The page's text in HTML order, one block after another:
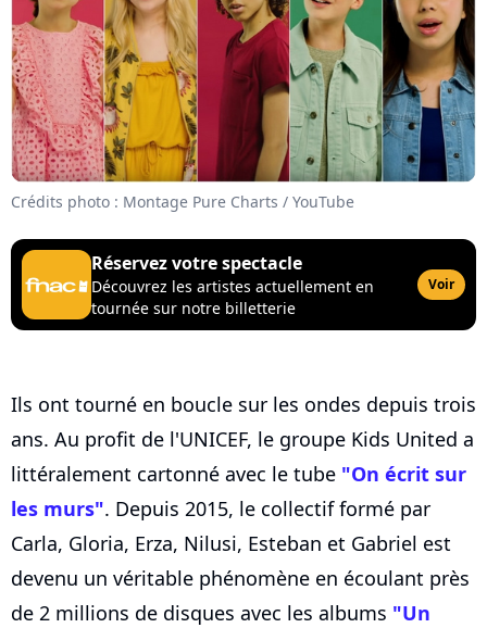
Crédits photo : Montage Pure Charts / YouTube
Réservez votre spectacle
Découvrez les artistes actuellement en
tournée sur notre billetterie
Voir
Ils ont tourné en boucle sur les ondes depuis trois
ans. Au profit de l'UNICEF, le groupe Kids United a
littéralement cartonné avec le tube "On écrit sur
les murs". Depuis 2015, le collectif formé par
Carla, Gloria, Erza, Nilusi, Este­ban et Gabriel est
devenu un véritable phénomène en écoulant près
de 2 millions de disques avec les albums "Un